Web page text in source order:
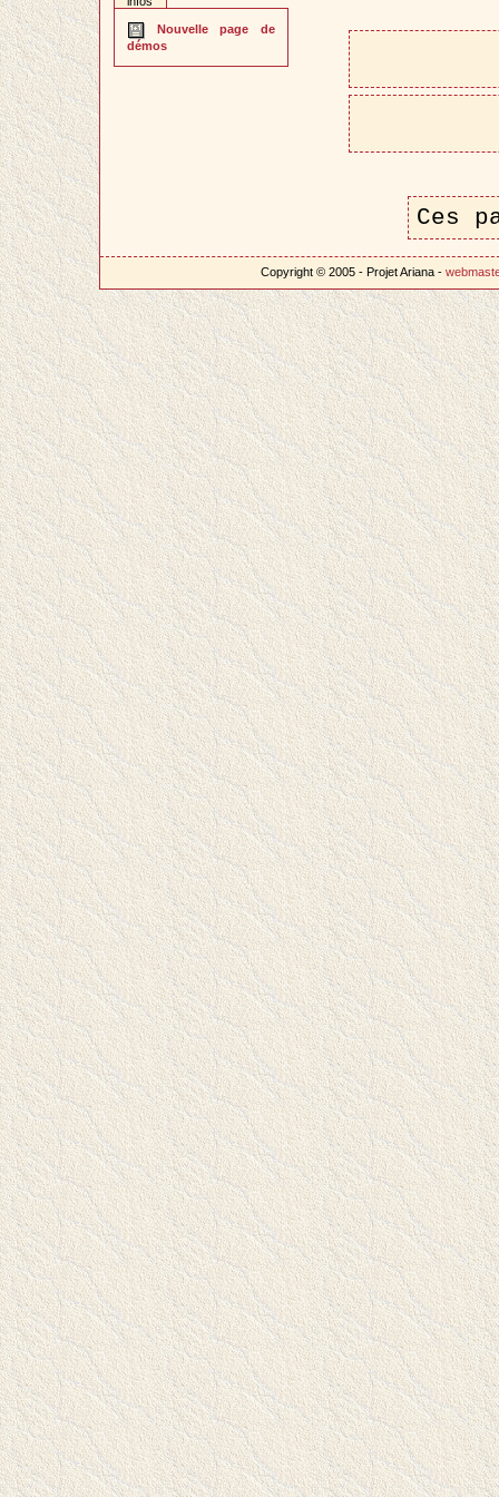
Nouvelle page de
démos
Ces
Copyright © 2005 - Projet Ariana -